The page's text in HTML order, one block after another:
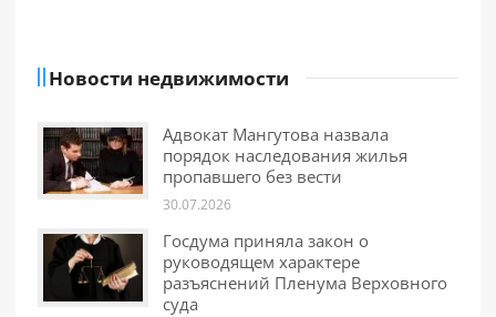
Новости недвижимости
Адвокат Мангутова назвала
порядок наследования жилья
пропавшего без вести
30.07.2026
Госдума приняла закон о
руководящем характере
разъяснений Пленума Верховного
суда